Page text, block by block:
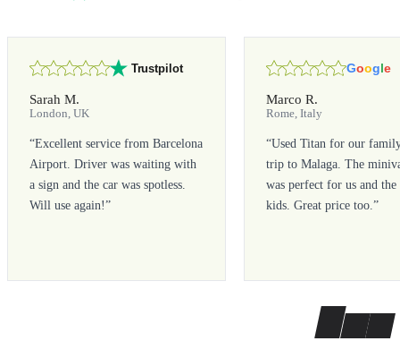
Trustpilot
Sarah M.
London, UK
“Excellent service from Barcelona
Airport. Driver was waiting with
a sign and the car was spotless.
Will use again!”
Google
Marco R.
Rome, Italy
“Used Titan for our
trip to Malaga. The
was perfect for us and the
kids. Great price too.”